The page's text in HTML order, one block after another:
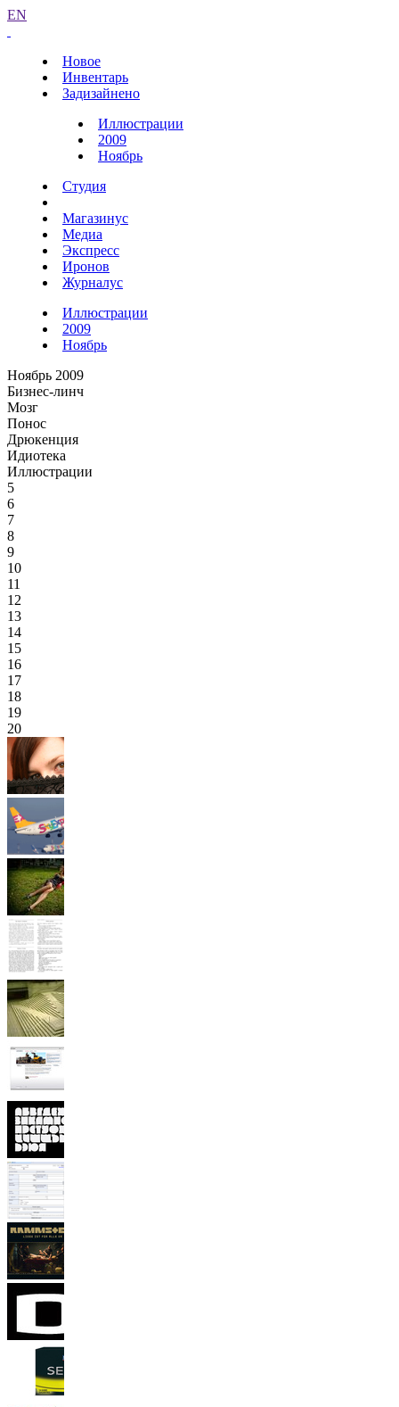
EN
Новое
Инвентарь
Задизайнено
Иллюстрации
2009
Ноябрь
Студия
Магазинус
Медиа
Экспресс
Иронов
Журналус
Иллюстрации
2009
Ноябрь
Ноябрь 2009
Бизнес-линч
Мозг
Понос
Дрюкенция
Идиотека
Иллюстрации
5
6
7
8
9
10
11
12
13
14
15
16
17
18
19
20